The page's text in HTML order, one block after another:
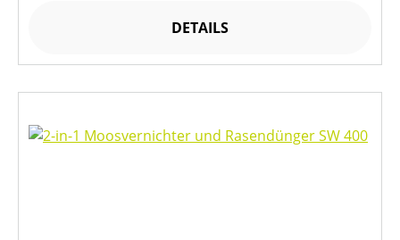
DETAILS